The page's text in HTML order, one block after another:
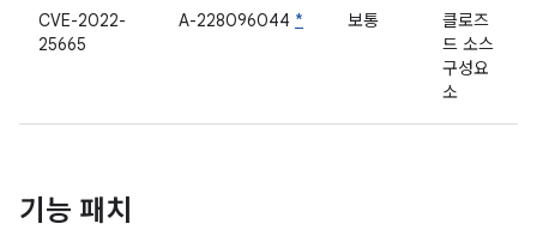
CVE-2022-
25665
A-228096044 * 보통
클로즈
드 소스
구성요
소
기능 패치